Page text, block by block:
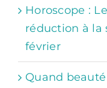
Horoscope :
réduction à la
février
Quand